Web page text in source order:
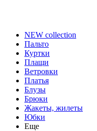
NEW collection
Пальто
Куртки
Плащи
Ветровки
Платья
Блузы
Брюки
Жакеты, жилеты
Юбки
Еще